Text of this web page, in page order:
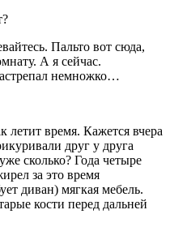
Пальто вот сюда,
А я сейчас.
немножко…
время. Кажется вчера
друг у друга
сколько? Года четыре
за это время
диван) мягкая мебель.
кости перед дальней